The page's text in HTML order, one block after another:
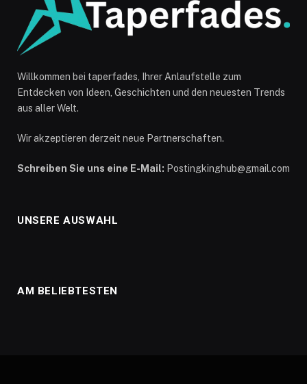
Willkommen bei taperfades, Ihrer Anlaufstelle zum
Entdecken von Ideen, Geschichten und den neuesten Trends
aus aller Welt.
Wir akzeptieren derzeit neue Partnerschaften.
Schreiben Sie uns eine E-Mail: Postingkinghub@gmail.com
UNSERE AUSWAHL
AM BELIEBTESTEN